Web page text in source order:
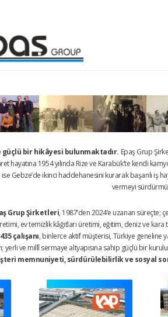
güçlü bir hikâyesi bulunmaktadır. Epaş Grup
hayatına 1954 yılında Rize ve Karabük’te kendi
Gebze’de ikinci haddehanesini kurarak başarılı
vermeyi
Grup Şirketleri, 1987’den 2024’e uzanan
ev temizlik kâğıtları üretimi, eğitim, deniz ve kara
435 çalışanı, binlerce aktif müşterisi, Türkiye geneline
ve millî sermaye altyapısına sahip güçlü bir
memnuniyeti, sürdürülebilirlik ve sosyal